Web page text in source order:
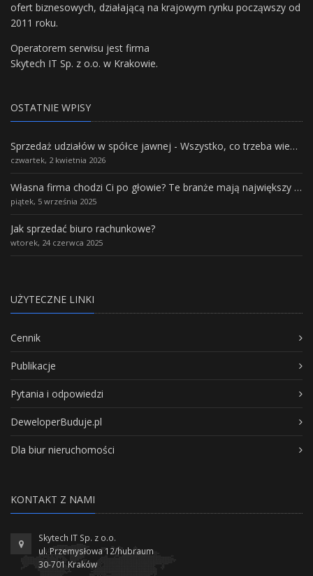
ofert biznesowych, działającą na krajowym rynku począwszy od
2011 roku.
Operatorem serwisu jest firma
Skytech IT Sp. z o.o. w Krakowie.
OSTATNIE WPISY
Sprzedaż udziałów w spółce jawnej - Wszystko, co trzeba wiedzieć.
czwartek, 2 kwietnia 2026
Własna firma chodzi Ci po głowie? Te branże mają największy potencjał rozwoju
piątek, 5 września 2025
Jak sprzedać biuro rachunkowe?
wtorek, 24 czerwca 2025
UŻYTECZNE LINKI
Cennik
Publikacje
Pytania i odpowiedzi
DeweloperBuduje.pl
Dla biur nieruchomości
KONTAKT Z NAMI
Skytech IT Sp. z o.o.
ul. Przemysłowa 12/hubraum
30-701 Kraków